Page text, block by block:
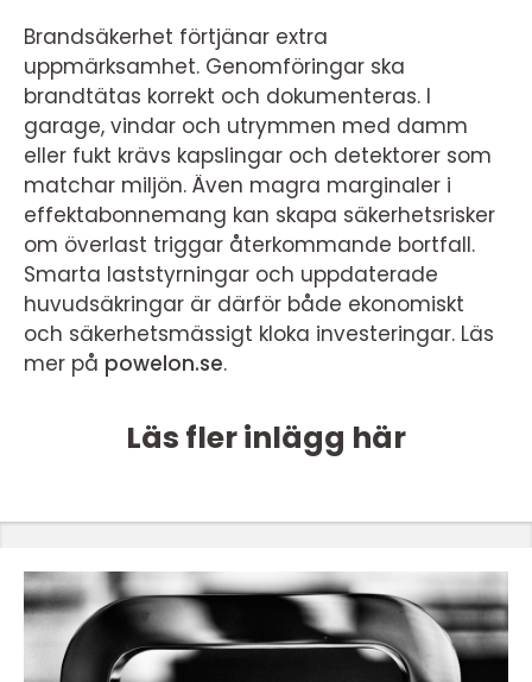
Brandsäkerhet förtjänar extra
uppmärksamhet. Genomföringar ska
brandtätas korrekt och dokumenteras. I
garage, vindar och utrymmen med damm
eller fukt krävs kapslingar och detektorer som
matchar miljön. Även magra marginaler i
effektabonnemang kan skapa säkerhetsrisker
om överlast triggar återkommande bortfall.
Smarta laststyrningar och uppdaterade
huvudsäkringar är därför både ekonomiskt
och säkerhetsmässigt kloka investeringar. Läs
mer på powelon.se.
Läs fler inlägg här